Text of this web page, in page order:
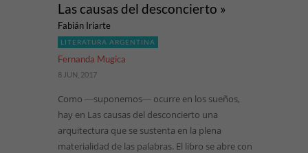
Las causas del desconcierto »
Fabián Iriarte
LITERATURA ARGENTINA
Fernanda Mugica
8 JUN, 2017
Como ―suponemos― ocurre en los sueños,
hay en Las causas del desconcierto una
arquitectura que se sustenta en la plena
materialidad de las palabras. El libro se abre con